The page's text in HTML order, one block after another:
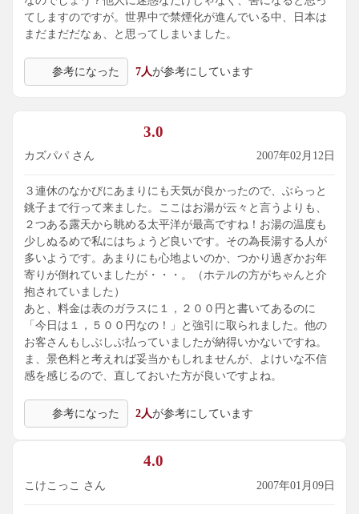
てしますのですが。世界中で禁煙化が進んでいる中、日本は
まだまだだなぁ、と思ってしまいました。
参考になった 7人が参考にしています
3.0
カズパパ さん 2007年02月12日
３連休のなかびにあまりにも天気が良かったので、ぶらっと
銚子まで行って来ました。ここはお湯が云々と言うよりも、
２つある露天から眺める太平洋が最高ですね！お湯の温度も
少しぬるめで私にはちょうど良いです。その為長湯する人が
多いようです。あまりにも心地よいのか、つかり過ぎかお年
寄りが倒れていましたが・・・。（ホテルの方がちゃんと介
抱されていました）
あと、料金は表のガラスに１，２００円と書いてあるのに
「今日は１，５００円なの！」と強引に取られました。他の
お客さんもしぶしぶ払っていましたが納得いかないですね。
ま、景色料と考えれば妥当かもしれませんが、よけいな不信
感を感じるので、直しておいた方が良いですよね。
参考になった 2人が参考にしています
4.0
こけこっこ さん 2007年01月09日